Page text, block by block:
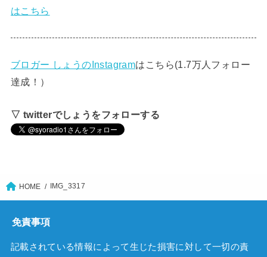
はこちら
ブロガー しょうのInstagramはこちら(1.7万人フォロー
達成！）
▽ twitterでしょうをフォローする
HOME IMG_3317
免責事項
記載されている情報によって生じた損害に対して一切の責